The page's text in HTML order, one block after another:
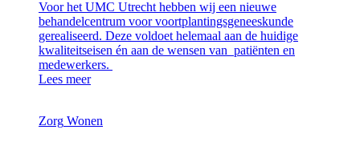
Voor het UMC Utrecht hebben wij een nieuwe
behandelcentrum voor voortplantingsgeneeskunde
gerealiseerd. Deze voldoet helemaal aan de huidige
kwaliteitseisen én aan de wensen van patiënten en
medewerkers.
Lees meer
Zorg Wonen